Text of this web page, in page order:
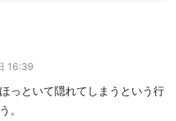
16:39
っといて隠れてしまうという行
。